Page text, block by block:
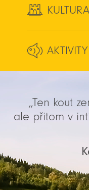
KULTURA
AKTIVITY
„Ten kout
ale přitom v